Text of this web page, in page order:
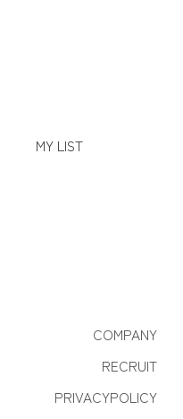
MY LIST
COMPANY
RECRUIT
PRIVACYPOLICY